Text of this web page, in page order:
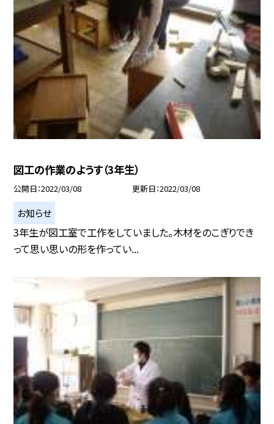
図工の作業のようす（3年生）
公開日 2022/03/08 更新日 2022/03/08
お知らせ
3年生が図工室で工作をしていました。木材をのこぎりでき
って思い思いの形を作ってい...